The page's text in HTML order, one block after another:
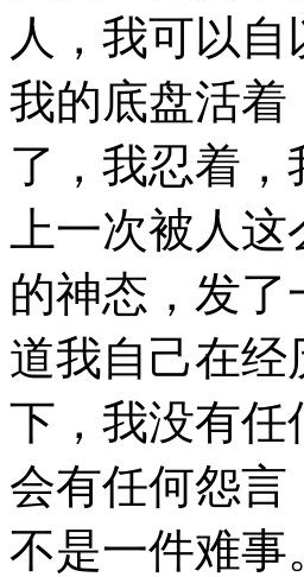
人，我可以
我的底盘活着
了，我忍着
上一次被人
的神态，发
道我自己在
下，我没有任
会有任何怨
不是一件难事